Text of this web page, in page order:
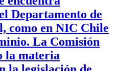
Departamento de
como en NIC Chile
La Comisión
la materia